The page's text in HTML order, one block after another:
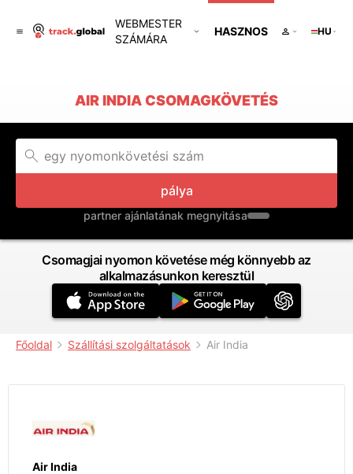
WEBMESTER
SZÁMÁRA
HASZNOS HU
AIR INDIA CSOMAGKÖVETÉS
pálya
partner ajánlatának megnyitása
Csomagjai nyomon követése még könnyebb az
alkalmazásunkon keresztül
Főoldal Szállítási szolgáltatások Air India
Air India